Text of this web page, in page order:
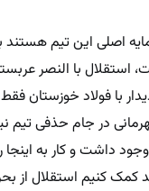
اصلی این تیم
با النصر
دیدار با فولاد خوزستان
در جام حذفی تیم
داشت و کار به
کمک کنیم استقلال از